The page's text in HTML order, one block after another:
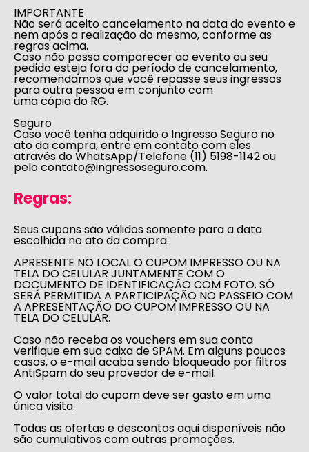
IMPORTANTE
Não será aceito cancelamento na data do evento e
nem após a realização do mesmo, conforme as
regras acima.
Caso não possa comparecer ao evento ou seu
pedido esteja fora do período de cancelamento,
recomendamos que você repasse seus ingressos
para outra pessoa em conjunto com
uma cópia do RG.
Seguro
Caso você tenha adquirido o Ingresso Seguro no
ato da compra, entre em contato com eles
através do WhatsApp/Telefone (11) 5198-1142 ou
pelocontato@ingressoseguro.com.
Regras:
Seus cupons são válidos somente para a data
escolhida no ato da compra.
APRESENTE NO LOCAL O CUPOM IMPRESSO OU NA
TELA DO CELULAR JUNTAMENTE COM O
DOCUMENTO DE IDENTIFICAÇÃO COM FOTO. SÓ
SERÁ PERMITIDA A PARTICIPAÇÃO NO PASSEIO COM
A APRESENTAÇÃO DO CUPOM IMPRESSO OU NA
TELA DO CELULAR.
Caso não receba os vouchers em sua conta
verifique em sua caixa de SPAM. Em alguns poucos
casos, o e-mail acaba sendo bloqueado por filtros
AntiSpam do seu provedor de e-mail.
O valor total do cupom deve ser gasto em uma
única visita.
Todas as ofertas e descontos aqui disponíveis não
são cumulativos com outras promoções.